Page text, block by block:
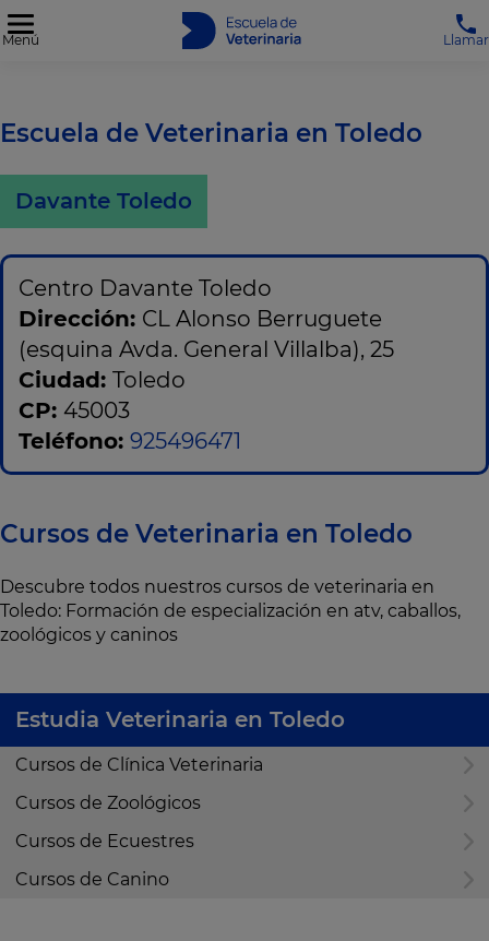
Menú Llamar
Escuela de Veterinaria en Toledo
Davante Toledo
Centro Davante Toledo
Dirección: CL Alonso Berruguete
(esquina Avda. General Villalba), 25
Ciudad: Toledo
CP: 45003
Teléfono: 925496471
Cursos de Veterinaria en Toledo
Descubre todos nuestros cursos de veterinaria en
Toledo: Formación de especialización en atv, caballos,
zoológicos y caninos
Estudia Veterinaria en Toledo
Cursos de Clínica Veterinaria
Cursos de Zoológicos
Cursos de Ecuestres
Cursos de Canino